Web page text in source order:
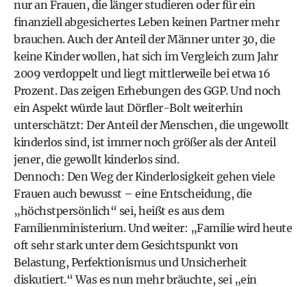
nur an Frauen, die länger studieren oder für ein
finanziell abgesichertes Leben keinen Partner mehr
brauchen. Auch der Anteil der Männer unter 30, die
keine Kinder wollen, hat sich im Vergleich zum Jahr
2009 verdoppelt und liegt mittlerweile bei etwa 16
Prozent. Das zeigen Erhebungen des GGP. Und noch
ein Aspekt würde laut Dörfler-Bolt weiterhin
unterschätzt: Der Anteil der Menschen, die ungewollt
kinderlos sind, ist immer noch größer als der Anteil
jener, die gewollt kinderlos sind.
Dennoch: Den Weg der Kinderlosigkeit gehen viele
Frauen auch bewusst – eine Entscheidung, die
„höchstpersönlich“ sei, heißt es aus dem
Familienministerium. Und weiter: „Familie wird heute
oft sehr stark unter dem Gesichtspunkt von
Belastung, Perfektionismus und Unsicherheit
diskutiert.“ Was es nun mehr bräuchte, sei „ein